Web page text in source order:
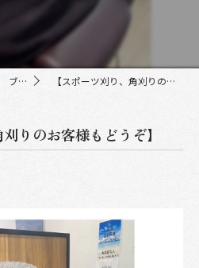
ブログ 【スポーツ刈り、角刈りのお客様もどうぞ】
りのお客様もどうぞ】